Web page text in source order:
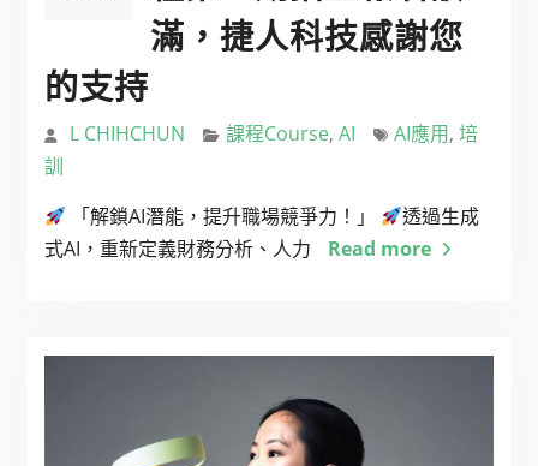
滿，捷人科技感謝您
的支持
L CHIHCHUN 課程Course, AI AI應用, 培
訓
「解鎖AI潛能，提升職場競爭力！」
透過生成
式AI，重新定義財務分析、人力
Read more